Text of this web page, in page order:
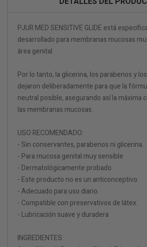
PJUR MED SENSITIVE GLIDE está
desarrollado para membranas mucosas
área genital.
Por lo tanto, la glicerina, los parabenos y
dejaron deliberadamente para que la
neutral posible, asegurando así la máxima
las membranas mucosas.
USO RECOMENDADO:
- Sin conservantes, parabenos ni glicerina.
- Para mucosa genital muy sensible
- Dermatológicamente probado
- Este producto no es un anticonceptivo.
- Adecuado para uso diario.
- Compatible con preservativos de látex.
- Lubricación suave y duradera
INGREDIENTES: